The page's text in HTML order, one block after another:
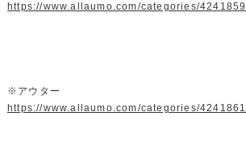
https://www.allaumo.com/categories/4241859
※アウター
https://www.allaumo.com/categories/4241861